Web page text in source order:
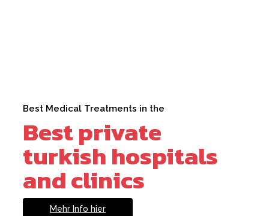
Best Medical Treatments in the
Best private
turkish hospitals
and clinics
Mehr Info hier